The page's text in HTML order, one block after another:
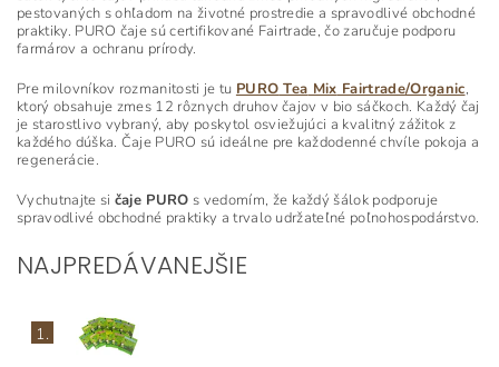
pestovaných s ohľadom na životné prostredie a spravodlivé obchodné
praktiky. PURO čaje sú certifikované Fairtrade, čo zaručuje podporu
farmárov a ochranu prírody.
Pre milovníkov rozmanitosti je tu PURO Tea Mix Fairtrade/Organic,
ktorý obsahuje zmes 12 rôznych druhov čajov v bio sáčkoch. Každý čaj
je starostlivo vybraný, aby poskytol osviežujúci a kvalitný zážitok z
každého dúška. Čaje PURO sú ideálne pre každodenné chvíle pokoja a
regenerácie.
Vychutnajte si čaje PURO s vedomím, že každý šálok podporuje
spravodlivé obchodné praktiky a trvalo udržateľné poľnohospodárstvo.
NAJPREDÁVANEJŠIE
1.